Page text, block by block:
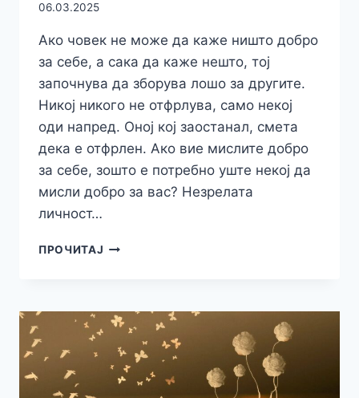
06.03.2025
Ако човек не може да каже ништо добро
за себе, а сака да каже нешто, тој
започнува да зборува лошо за другите.
Никој никого не отфрлува, само некој
оди напред. Оној кој заостанал, смета
дека е отфрлен. Ако вие мислите добро
за себе, зошто е потребно уште некој да
мисли добро за вас? Незрелата
личност…
ПРОЧИТАЈ МУДРИ